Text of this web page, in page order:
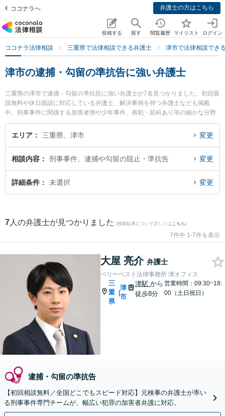
ココナラへ 弁護士の方はこちら
投稿する 探す 閲覧履歴 マイリスト ログイン
ココナラ法律相談 三重県で法律相談できる弁護士 津市で法律相談でき
津市の逮捕・勾留の準抗告に強い弁護士
三重県の津市で逮捕・勾留の準抗告に強い弁護士が7名見つかりました。初回面
談無料や休日面談に対応している弁護士、解決事例を持つ弁護士なども掲載
中。刑事事件に関係する加害者側や少年事件、再犯・前科あり等の細かな分野
での絞り込み検索もでき便利です。特にベリーベスト法律事務所 津オフィスの
大屋 亮介弁護士やビオス法律事務所の木村 夏美弁護士、弁護士法人シンフォニ
ブルを今すぐに弁護士に相談したい』『逮捕・勾留の準抗告のトラブル解決の
実績豊富な近くの弁護士を検索したい』『初回相談無料で逮捕・勾留の準抗告
を法律相談できる津市内の弁護士に相談予約したい』などでお困りの相談者さ
エリア 三重県、津市 変更
相談内容 刑事事件、逮捕や勾留の阻止・準抗告 変更
詳細条件 未選択 変更
7 人の弁護士が見つかりました (検索結果について詳しくは こちら)
7件中 1-7件を表示
大屋 亮介 弁護士
ベリーベスト法律事務所 津オフィス
三
重
県
|
津
市
津駅から
徒歩8分
営業時間：09:30~18:
00（土日祝日）
逮捕・勾留の準抗告
【初回相談無料／全国どこでもスピード対応】元検事の弁護士が率い
る刑事事件専門チームが、幅広い犯罪の加害者弁護に対応。